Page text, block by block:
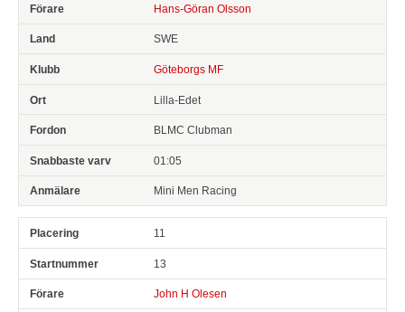
Hans-Göran Olsson
SWE
Göteborgs MF
Lilla-Edet
BLMC Clubman
01:05
Mini Men Racing
11
13
John H Olesen